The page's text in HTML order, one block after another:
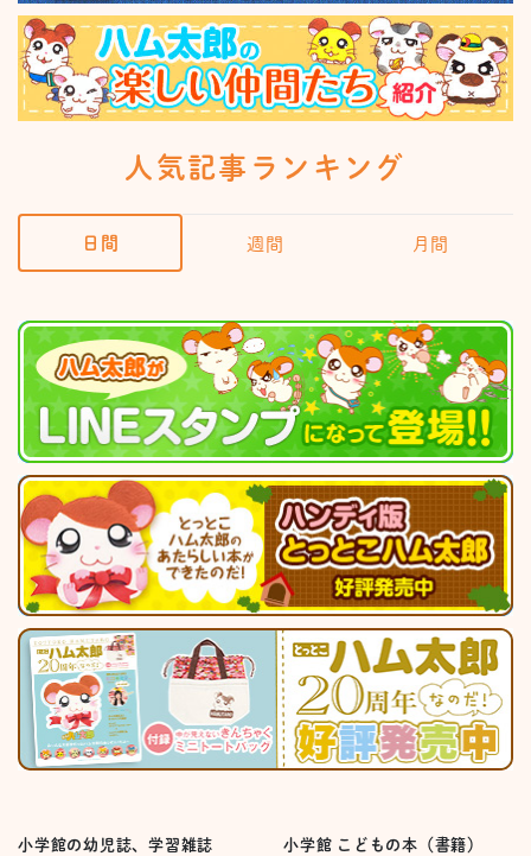
人気記事ランキング
日間 週間 月間
小学館の幼児誌、学習雑誌 小学館 こどもの本（書籍）